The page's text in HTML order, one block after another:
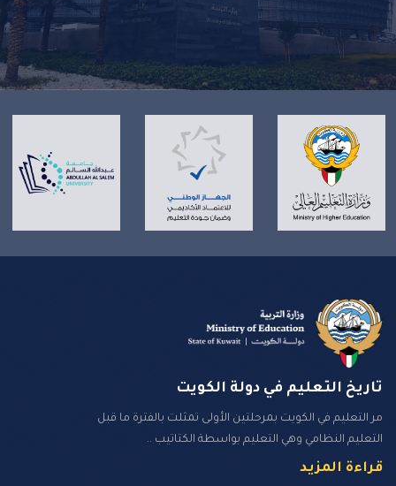
تاريخ التعليم في دولة الكويت
مر التعليم في الكويت بمرحلتين الأولى تمثلت بالفترة ما قبل
التعليم النظامي وهي التعليم بواسطة الكتاتيب ..
قراءة المزيد